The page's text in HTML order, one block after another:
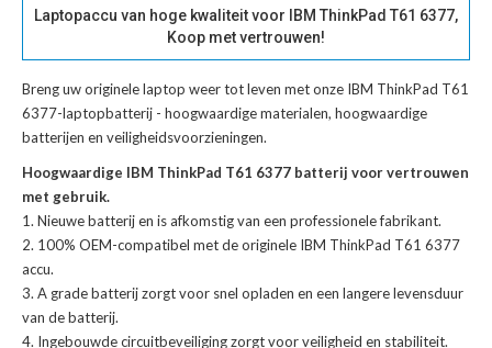
Laptopaccu van hoge kwaliteit voor IBM ThinkPad T61 6377,
Koop met vertrouwen!
Breng uw originele laptop weer tot leven met onze IBM ThinkPad T61
6377-laptopbatterij - hoogwaardige materialen, hoogwaardige
batterijen en veiligheidsvoorzieningen.
Hoogwaardige IBM ThinkPad T61 6377 batterij voor vertrouwen
met gebruik.
Nieuwe batterij en is afkomstig van een professionele fabrikant.
100% OEM-compatibel met deoriginele IBM ThinkPad T61 6377
accu.
A grade batterij zorgt voor snel opladen en een langere levensduur
van de batterij.
Ingebouwde circuitbeveiliging zorgt voor veiligheid en stabiliteit.